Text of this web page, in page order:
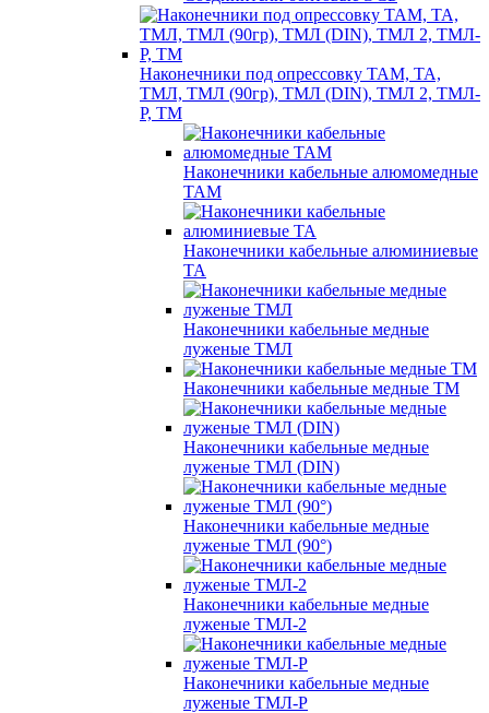
Наконечники под опрессовку ТАМ, ТА,
ТМЛ, ТМЛ (90гр), ТМЛ (DIN), ТМЛ 2, ТМЛ-
Р, ТМ
Наконечники кабельные алюмомедные
ТАМ
Наконечники кабельные алюминиевые
ТА
Наконечники кабельные медные
луженые ТМЛ
Наконечники кабельные медные ТМ
Наконечники кабельные медные
луженые ТМЛ (DIN)
Наконечники кабельные медные
луженые ТМЛ (90°)
Наконечники кабельные медные
луженые ТМЛ-2
Наконечники кабельные медные
луженые ТМЛ-Р